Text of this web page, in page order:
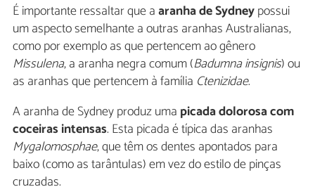
É importante ressaltar que aaranha de Sydneypossui
um aspecto semelhante a outras aranhas Australianas,
como por exemplo as que pertencem ao gênero
Missulena, a aranha negra comum (Badumna insignis) ou
as aranhas que pertencem à família Ctenizidae.
A aranha de Sydney produz uma picada dolorosa com
coceiras intensas. Esta picada é típica das aranhas
Mygalomosphae, que têm os dentes apontados para
baixo (como as tarântulas) em vez do estilo de pinças
cruzadas.